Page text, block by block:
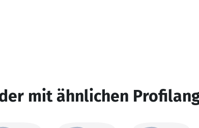
mit ähnlichen